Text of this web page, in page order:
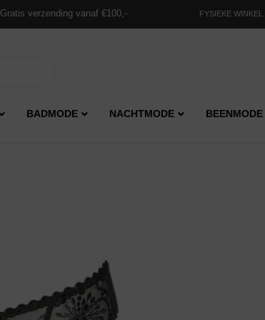
Gratis verzending vanaf €100,- FYSIEKE WINKEL
BADMODE NACHTMODE BEENMODE